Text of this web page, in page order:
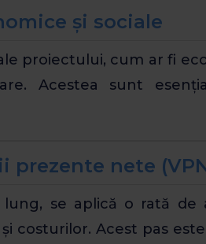
și sociale
proiectului, cum ar fi
Acestea sunt
prezente nete
se aplică o rată de
costurilor. Acest pas